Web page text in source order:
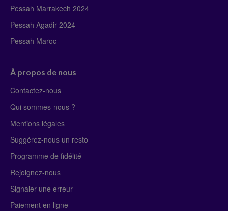
Pessah Marrakech 2024
Pessah Agadir 2024
Pessah Maroc
À propos de nous
Contactez-nous
Qui sommes-nous ?
Mentions légales
Suggérez-nous un resto
Programme de fidélité
Rejoignez-nous
Signaler une erreur
Paiement en ligne